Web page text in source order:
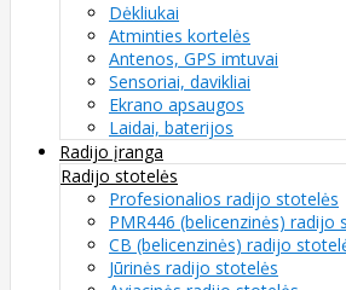
Dėkliukai
Atminties kortelės
Antenos, GPS imtuvai
Sensoriai, davikliai
Ekrano apsaugos
Laidai, baterijos
Radijo įranga
Radijo stotelės
Profesionalios radijo stotelės
PMR446 (belicenzinės) radijo
CB (belicenzinės) radijo
Jūrinės radijo stotelės